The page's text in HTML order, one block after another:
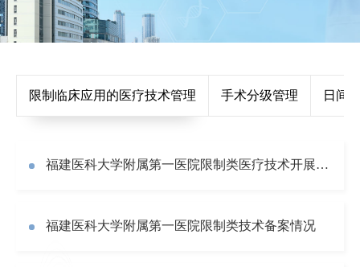
限制临床应用的医疗技术管理 手术分级管理 日间
福建医科大学附属第一医院限制类医疗技术开展情况（2023年度）
福建医科大学附属第一医院限制类技术备案情况